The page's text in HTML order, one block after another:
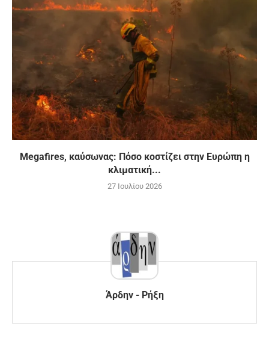
Megafires, καύσωνας: Πόσο κοστίζει στην Ευρώπη η
κλιματική...
27 Ιουλίου 2026
Άρδην - Ρήξη